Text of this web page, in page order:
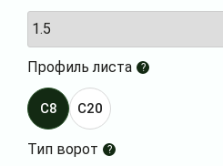
Профиль листа ?
C8 C20
Тип ворот ?